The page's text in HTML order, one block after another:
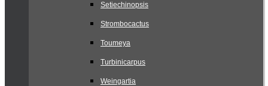
Setiechinopsis
Strombocactus
Toumeya
Turbinicarpus
Weingartia